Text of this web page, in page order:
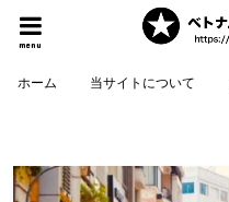
menu
ホーム 当サイトについて